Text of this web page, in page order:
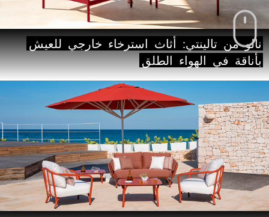
نالو من تالينتي: أثاث استرخاء خارجي للعيش
بأناقة في الهواء الطلق